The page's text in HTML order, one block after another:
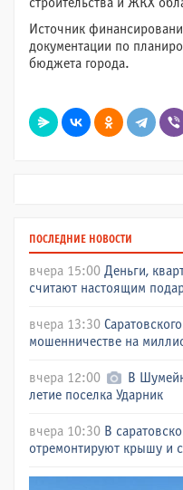
строительства и ЖКХ
Источник
документации по
бюджета города.
ПОСЛЕДНИЕ НОВОСТИ
вчера 15:00 Деньги,
считают настоящим
вчера 13:30
мошенничестве на
вчера 12:00
В
летие поселка Ударник
вчера 10:30 В
отремонтируют крышу и